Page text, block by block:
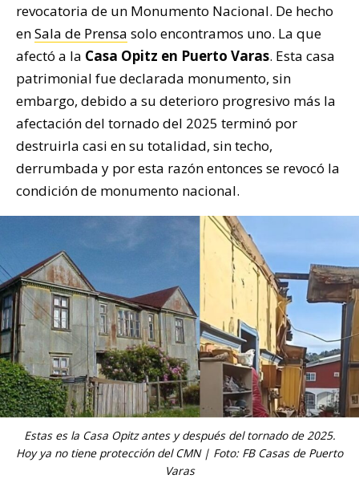
revocatoria de un Monumento Nacional. De hecho
enSala de Prensa solo encontramos uno. La que
afectó a la Casa Opitz en Puerto Varas. Esta casa
patrimonial fue declarada monumento, sin
embargo, debido a su deterioro progresivo más la
afectación del tornado del 2025 terminó por
destruirla casi en su totalidad, sin techo,
derrumbada y por esta razón entonces se revocó la
condición de monumento nacional.
Estas es la Casa Opitz antes y después del tornado de 2025.
Hoy ya no tiene protección del CMN | Foto: FB Casas de Puerto
Varas